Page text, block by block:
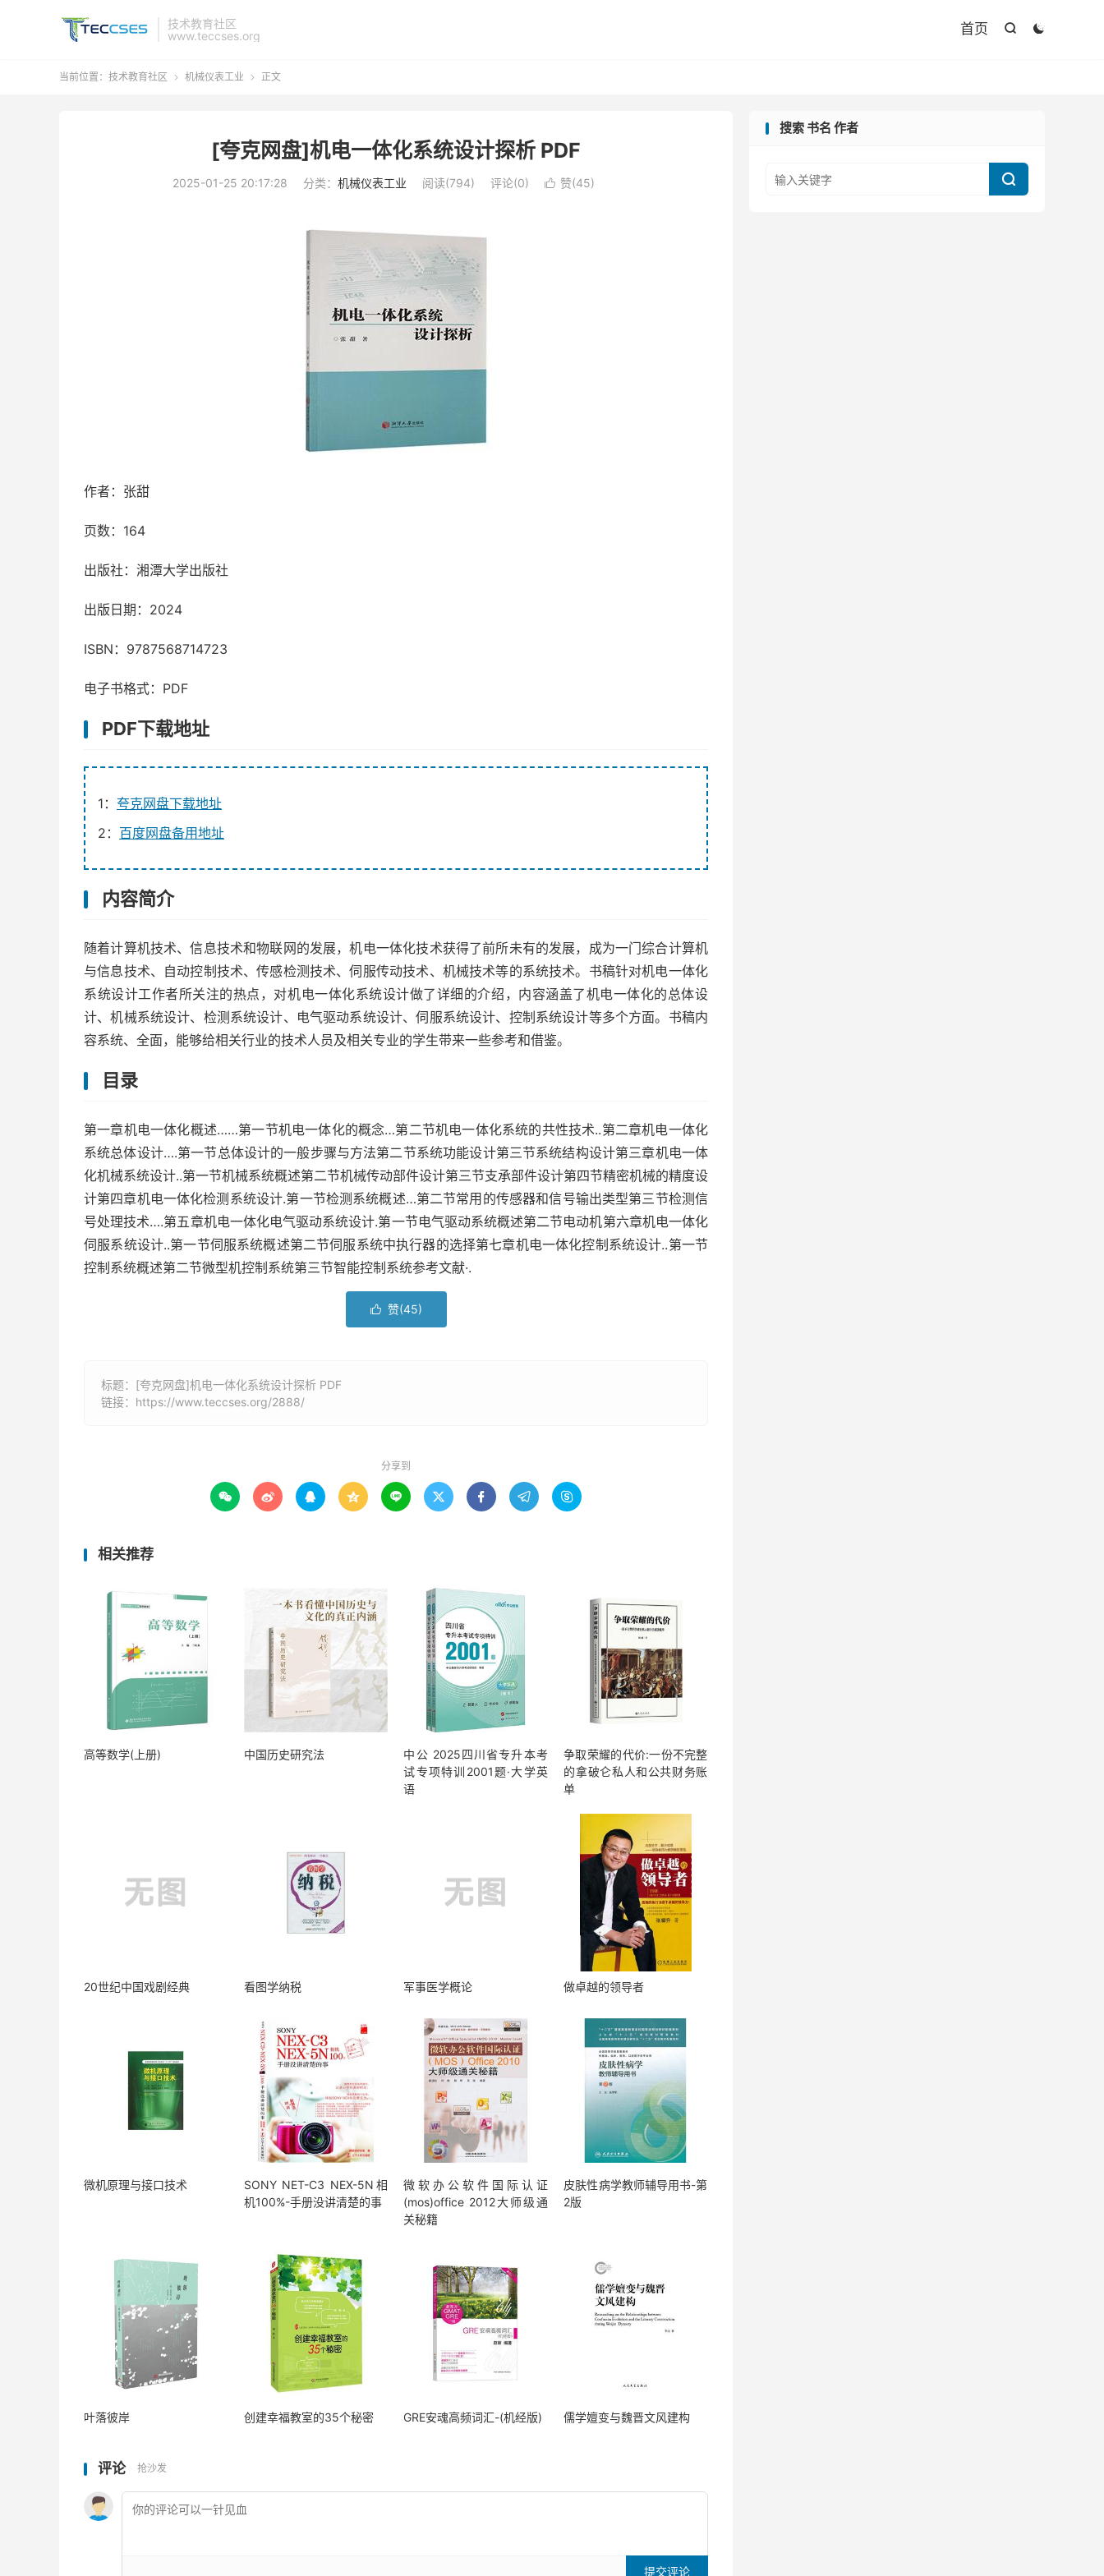
技术教育社区
www.teccses.org


首页
当前位置： 技术教育社区  机械仪表工业  正文
[夸克网盘]机电一体化系统设计探析 PDF
2025-01-25 20:17:28 分类： 机械仪表工业 阅读(794) 评论(0)  赞(45)
作者：张甜
页数：164
出版社：湘潭大学出版社
出版日期：2024
ISBN：9787568714723
电子书格式：PDF
PDF下载地址
1： 夸克网盘下载地址
2： 百度网盘备用地址
内容简介
随着计算机技术、信息技术和物联网的发展，机电一体化技术获得了前所未有的发展，成为一门综合计算机
与信息技术、自动控制技术、传感检测技术、伺服传动技术、机械技术等的系统技术。书稿针对机电一体化
系统设计工作者所关注的热点，对机电一体化系统设计做了详细的介绍，内容涵盖了机电一体化的总体设
计、机械系统设计、检测系统设计、电气驱动系统设计、伺服系统设计、控制系统设计等多个方面。书稿内
容系统、全面，能够给相关行业的技术人员及相关专业的学生带来一些参考和借鉴。
目录
第一章机电一体化概述……第一节机电一体化的概念…第二节机电一体化系统的共性技术..第二章机电一体化
系统总体设计….第一节总体设计的一般步骤与方法第二节系统功能设计第三节系统结构设计第三章机电一体
化机械系统设计..第一节机械系统概述第二节机械传动部件设计第三节支承部件设计第四节精密机械的精度设
计第四章机电一体化检测系统设计.第一节检测系统概述…第二节常用的传感器和信号输出类型第三节检测信
号处理技术….第五章机电一体化电气驱动系统设计.第一节电气驱动系统概述第二节电动机第六章机电一体化
伺服系统设计..第一节伺服系统概述第二节伺服系统中执行器的选择第七章机电一体化控制系统设计..第一节
控制系统概述第二节微型机控制系统第三节智能控制系统参考文献·.
 赞(45)
标题：[夸克网盘]机电一体化系统设计探析 PDF
链接： https://www.teccses.org/2888/
分享到
        
相关推荐
高等数学(上册) 中国历史研究法
中公 2025四川省专升本考
试专项特训2001题·大学英
语
争取荣耀的代价:一份不完整
的拿破仑私人和公共财务账
单
20世纪中国戏剧经典 看图学纳税 军事医学概论 做卓越的领导者
微机原理与接口技术
SONY NET-C3 NEX-5N相
机100%-手册没讲清楚的事
微软办公软件国际认证
(mos)office 2012大师级通
关秘籍
皮肤性病学教师辅导用书-第
2版
叶落彼岸 创建幸福教室的35个秘密 GRE安魂高频词汇-(机经版) 儒学嬗变与魏晋文风建构
评论 抢沙发
提交评论
搜索 书名 作者
